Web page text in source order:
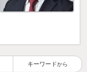
キーワードから